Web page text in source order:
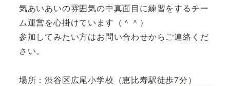
気あいあいの雰囲気の中真面目に練習をするチー
ム運営を心掛けています（＾＾）
参加してみたい方はお問い合わせからご連絡くだ
さい。
場所：渋谷区広尾小学校（恵比寿駅徒歩7分）